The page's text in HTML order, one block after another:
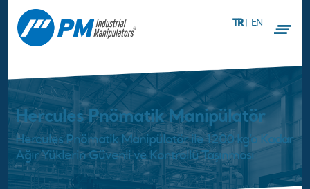
TR| EN
Hercules Pnömatik Manipülatör
Hercules Pnömatik Manipülatör ile 1200 kg’a Kadar
Ağır Yüklerin Güvenli ve Kontrollü Taşınması